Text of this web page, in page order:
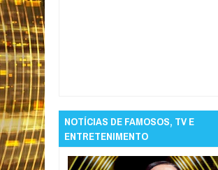
NOTÍCIAS DE FAMOSOS, TV E
ENTRETENIMENTO